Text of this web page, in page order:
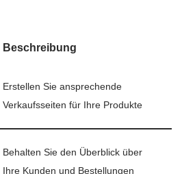
Beschreibung
Erstellen Sie ansprechende
Verkaufsseiten für Ihre Produkte
Behalten Sie den Überblick über
Ihre Kunden und Bestellungen